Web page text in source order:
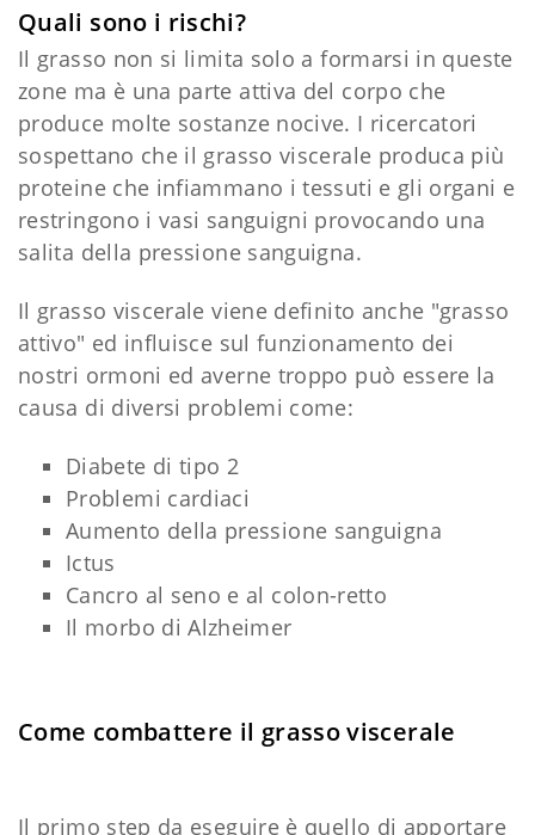
Quali sono i rischi?
Il grasso non si limita solo a formarsi in queste
zone ma è una parte attiva del corpo che
produce molte sostanze nocive. I ricercatori
sospettano che il grasso viscerale produca più
proteine che infiammano i tessuti e gli organi e
restringono i vasi sanguigni provocando una
salita della pressione sanguigna.
Il grasso viscerale viene definito anche "grasso
attivo" ed influisce sul funzionamento dei
nostri ormoni ed averne troppo può essere la
causa di diversi problemi come:
Diabete di tipo 2
Problemi cardiaci
Aumento della pressione sanguigna
Ictus
Cancro al seno e al colon-retto
Il morbo di Alzheimer
Come combattere il grasso viscerale
Il primo step da eseguire è quello di apportare